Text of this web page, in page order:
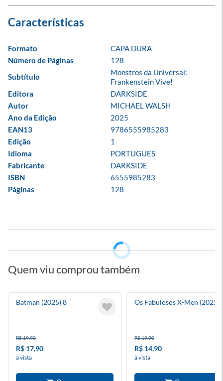
Formato
CAPA DURA
Número de Páginas
128
Subtítulo
Monstros da Universal:
Frankenstein Vive!
Editora
DARKSIDE
Autor
MICHAEL WALSH
Ano da Edição
2025
EAN13
9786555985283
Edição
1
Idioma
PORTUGUES
Fabricante
DARKSIDE
ISBN
6555985283
Páginas
128
Quem viu comprou também
Batman (2025) 8
R$ 19,90
R$ 17,90
à vista
Os Fabulosos X-Men (2025)
R$ 19,90
R$ 14,90
à vista